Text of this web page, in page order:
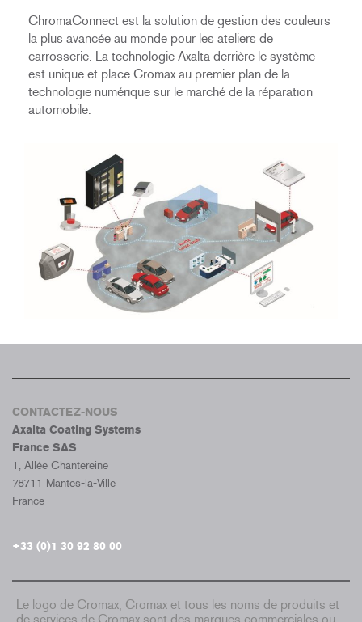
ChromaConnect est la solution de gestion des couleurs
la plus avancée au monde pour les ateliers de
carrosserie. La technologie Axalta derrière le système
est unique et place Cromax au premier plan de la
technologie numérique sur le marché de la réparation
automobile.
CONTACTEZ-NOUS
Axalta Coating Systems
France SAS
1, Allée Chantereine
78711 Mantes-la-Ville
France
+33 (0)1 30 92 80 00
Le logo de Cromax, Cromax et tous les noms de produits et